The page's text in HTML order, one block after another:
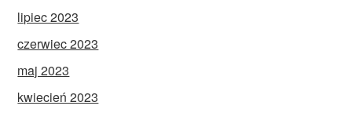
lipiec 2023
czerwiec 2023
maj 2023
kwiecień 2023